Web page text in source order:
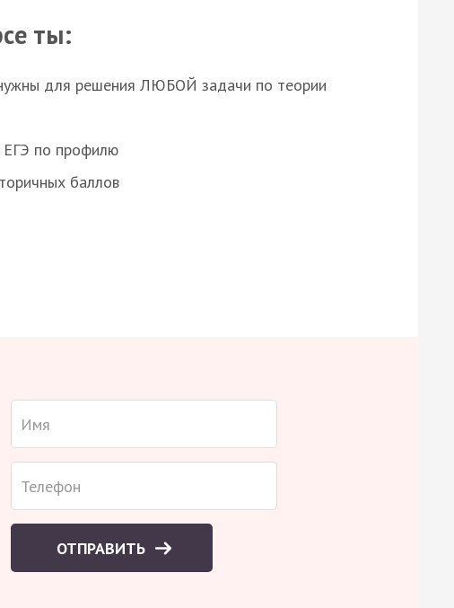
ты:
для решения ЛЮБОЙ задачи по теории
по профилю
баллов
ОТПРАВИТЬ